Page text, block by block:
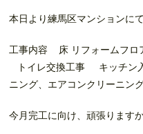
本日より練馬区マンションに
工事内容 床 リフォームフ
トイレ交換工事 キッチン
ニング、エアコンクリーニン
今月完工に向け、頑張りますか